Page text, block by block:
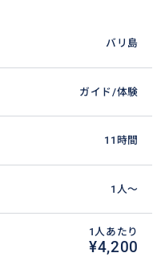
バリ島
ガイド/体験
11時間
1人〜
1人あたり
¥4,200